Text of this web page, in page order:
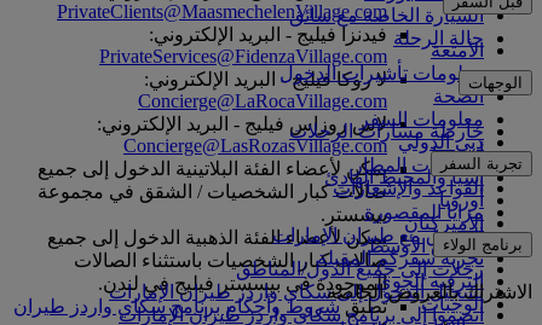
PrivateClients@MaasmechelenVillage.com
فيدنزا فيليج - البريد الإلكتروني:
PrivateServices@FidenzaVillage.com
لا روكا فيليج - البريد الإلكتروني:
Concierge@LaRocaVillage.com
لاس روزاس فيليج - البريد الإلكتروني:
Concierge@LasRozasVillage.com
يمكن لأعضاء الفئة البلاتينية الدخول إلى جميع
صالات كبار الشخصيات / الشقق في مجموعة
بيسستر.
يمكن لأعضاء الفئة الذهبية الدخول إلى جميع
صالات كبار الشخصيات باستثناء الصالات
الموجودة في بيسستر فيليج في لندن.
تطبقشروط وأحكام برنامج سكاي واردز طيران
السيارة الخاصة مع سائق
حالة الرحلة
الأمتعة
معلومات تأشيرات الدخول
الصحة
معلومات السفر
دبي الدولي
مواصلات المطار
القواعد والإشعارات
الوجهات
خارطة مسارات الرحلات
أفريقيا
آسيا والمحيط الهادئ
أوروبا
الأميركتان
الشرق الأوسط
رحلات إلى جميع الدول/المناطق
تجربة السفر
مزايا المقصورة
التسوق مع طيران الإمارات
تجربة سفركم المقبلة
الترفيه الجوي
الوجبات
برنامج الولاء
تسجيل الدخول إلى سكاي واردز طيران الإمارات
انضموا إلى برنامج سكاي واردز طيران الإمارات
الاشتراك بالعروض الخاصة